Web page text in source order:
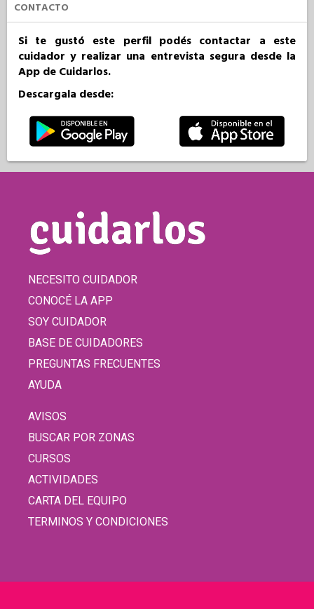
CONTACTO
Si te gustó este perfil podés contactar a este
cuidador y realizar una entrevista segura desde la
App de Cuidarlos.
Descargala desde:
NECESITO CUIDADOR
CONOCÉ LA APP
SOY CUIDADOR
BASE DE CUIDADORES
PREGUNTAS FRECUENTES
AYUDA
AVISOS
BUSCAR POR ZONAS
CURSOS
ACTIVIDADES
CARTA DEL EQUIPO
TERMINOS Y CONDICIONES